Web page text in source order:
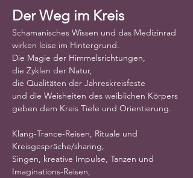
Der Weg im Kreis
Schamanisches Wissen und das Medizinrad
wirken leise im Hintergrund.
Die Magie der Himmelsrichtungen,
die Zyklen der Natur,
die Qualitäten der Jahreskreisfeste
und die Weisheiten des weiblichen Körpers
geben dem Kreis Tiefe und Orientierung.
Klang-Trance-Reisen, Rituale und
Kreisgespräche/sharing,
Singen, kreative Impulse, Tanzen und
Imaginations-Reisen,